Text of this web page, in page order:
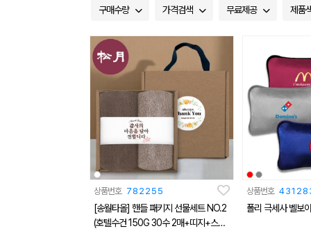
구매수량 가격검색 무료제공 제품
상품번호 782255
[송월타올] 핸들 패키지 선물세트 NO.2
(호텔수건 150G 30수 2매+띠지+스티
상품번호
폴리 극세사 벨보